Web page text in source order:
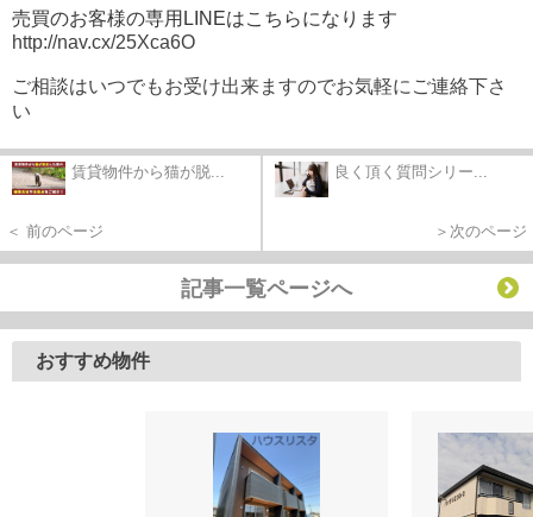
売買のお客様の専用LINEはこちらになります
http://nav.cx/25Xca6O
ご相談はいつでもお受け出来ますのでお気軽にご連絡下さ
い
賃貸物件から猫が脱...
＜ 前のページ
良く頂く質問シリー...
＞次のページ
記事一覧ページへ
おすすめ物件